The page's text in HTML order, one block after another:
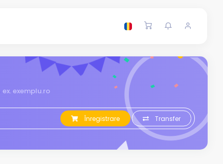
ex. exemplu.ro
Înregistrare Transfer